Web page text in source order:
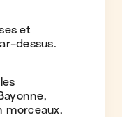
et
dessus.
morceaux.